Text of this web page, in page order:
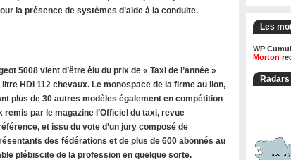
la présence de systèmes d’aide à la conduite.
5008 vient d’être élu du prix de « Taxi de l’année »
HDi 112 chevaux. Le monospace de la firme au lion,
plus de 30 autres modèles également en compétition
remis par le magazine l’Officiel du taxi, revue
et issu du vote d’un jury composé de
des fédérations et de plus de 600 abonnés au
plébiscite de la profession en quelque sorte.
Les
WP
Morton